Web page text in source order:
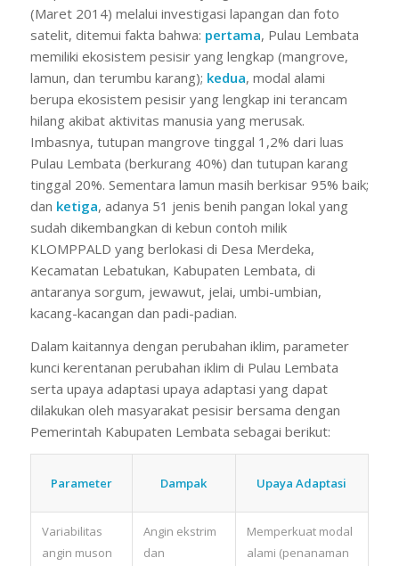
(Maret 2014) melalui investigasi lapangan dan foto
satelit, ditemui fakta bahwa: pertama, Pulau Lembata
memiliki ekosistem pesisir yang lengkap (mangrove,
lamun, dan terumbu karang); kedua, modal alami
berupa ekosistem pesisir yang lengkap ini terancam
hilang akibat aktivitas manusia yang merusak.
Imbasnya, tutupan mangrove tinggal 1,2% dari luas
Pulau Lembata (berkurang 40%) dan tutupan karang
tinggal 20%. Sementara lamun masih berkisar 95% baik;
dan ketiga, adanya 51 jenis benih pangan lokal yang
sudah dikembangkan di kebun contoh milik
KLOMPPALD yang berlokasi di Desa Merdeka,
Kecamatan Lebatukan, Kabupaten Lembata, di
antaranya sorgum, jewawut, jelai, umbi-umbian,
kacang-kacangan dan padi-padian.
Dalam kaitannya dengan perubahan iklim, parameter
kunci kerentanan perubahan iklim di Pulau Lembata
serta upaya adaptasi upaya adaptasi yang dapat
dilakukan oleh masyarakat pesisir bersama dengan
Pemerintah Kabupaten Lembata sebagai berikut:
Parameter Dampak Upaya Adaptasi
Variabilitas
angin muson
Angin ekstrim
dan
Memperkuat modal
alami (penanaman